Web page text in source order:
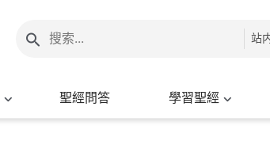
站
聖經問答 學習聖經